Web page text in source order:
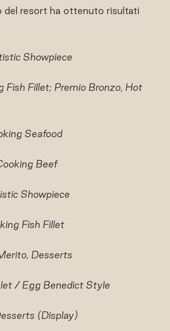
del resort ha ottenuto risultati
Showpiece
Fish Fillet; Premio Bronzo, Hot
Seafood
Beef
Showpiece
Fish Fillet
Desserts
/ Egg Benedict Style
(Display)